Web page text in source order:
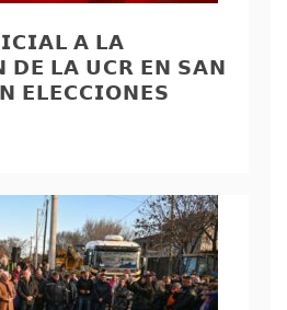
𝗔 𝗟𝗔
𝗗𝗘 𝗟𝗔 𝗨𝗖𝗥 𝗘𝗡 𝗦𝗔𝗡
𝗘𝗟𝗘𝗖𝗖𝗜𝗢𝗡𝗘𝗦